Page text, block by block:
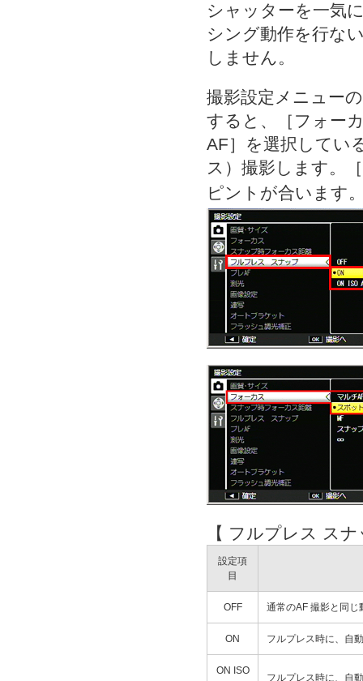
シャッターを一気
シング動作を行な
しません。
撮影設定メニュー
すると、［フォー
AF］を選択してい
ス）撮影します。
ピントが合います
【 フルプレス ス
設定項
目
OFF 通常のAF 撮影と同じ
ON フルプレス時に、自
ON ISO
フルプレス時に、自